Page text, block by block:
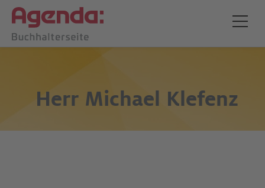
Herr Michael Klefenz